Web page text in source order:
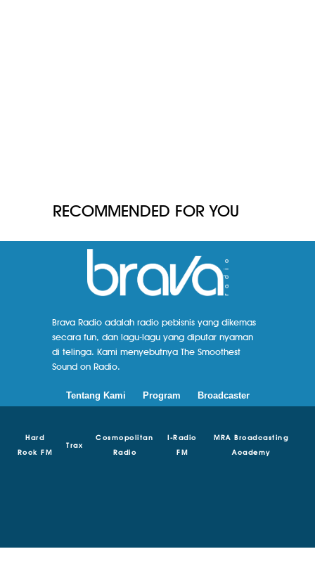
RECOMMENDED FOR YOU
Brava Radio adalah radio pebisnis yang dikemas
secara fun, dan lagu-lagu yang diputar nyaman
di telinga. Kami menyebutnya The Smoothest
Sound on Radio.
Tentang Kami Program Broadcaster
Hard
Rock FM
Trax
Cosmopolitan
Radio
I-Radio
FM
MRA Broadcasting
Academy